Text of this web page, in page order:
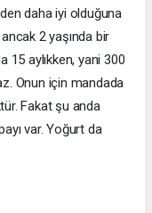
daha iyi olduğuna
2 yaşında bir
15 aylıkken, yani 300
Onun için mandada
Fakat şu anda
var. Yoğurt da